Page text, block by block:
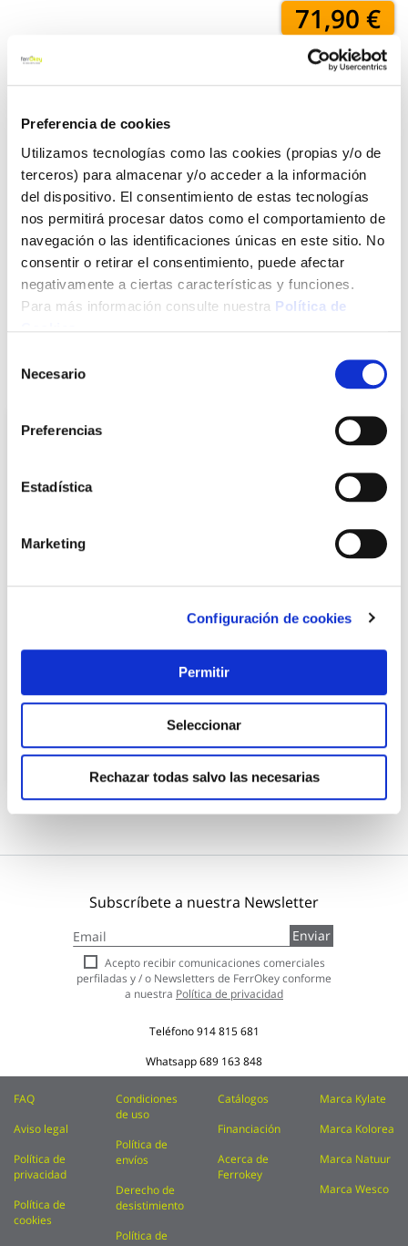
Preferencia de cookies
Utilizamos tecnologías como las cookies (propias y/o de
terceros) para almacenar y/o acceder a la información
del dispositivo. El consentimiento de estas tecnologías
nos permitirá procesar datos como el comportamiento de
navegación o las identificaciones únicas en este sitio. No
consentir o retirar el consentimiento, puede afectar
negativamente a ciertas características y funciones.
Para más información consulte nuestra Política de
Necesario
Preferencias
Estadística
Marketing
Configuración de cookies
Permitir
Seleccionar
Rechazar todas salvo las necesarias
71,90 €
Añadir al carrito
Click&Collect - Recogida gratis
en nuestras tiendas
Envío a domicilio:
También te puede interesar
Kit sierra a bateria +tijera+pertiga 2 baterias altuna
199,00 €
Añadir al carrito
Subscríbete a nuestra Newsletter
a
nuestro
boletín
de
Enviar
Acepto recibir comunicaciones comerciales
perfiladas y / o Newsletters de FerrOkey conforme
a nuestra Política de privacidad
Teléfono914 815 681
Whatsapp689 163 848
FAQ
Aviso legal
Política de
privacidad
Política de
cookies
Condiciones
de uso
Política de
envíos
Derecho de
desistimiento
Política de
Catálogos
Financiación
Acerca de
Ferrokey
Marca Kylate
Marca Kolorea
Marca Natuur
Marca Wesco